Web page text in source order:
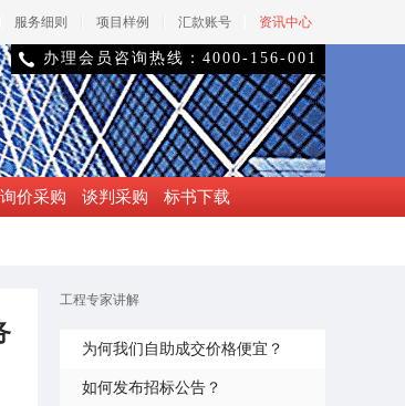
服务细则 项目样例 汇款账号 资讯中心
 办理会员咨询热线：4000-156-001
询价采购 谈判采购 标书下载
工程专家讲解
为何我们自助成交价格便宜？
如何发布招标公告？